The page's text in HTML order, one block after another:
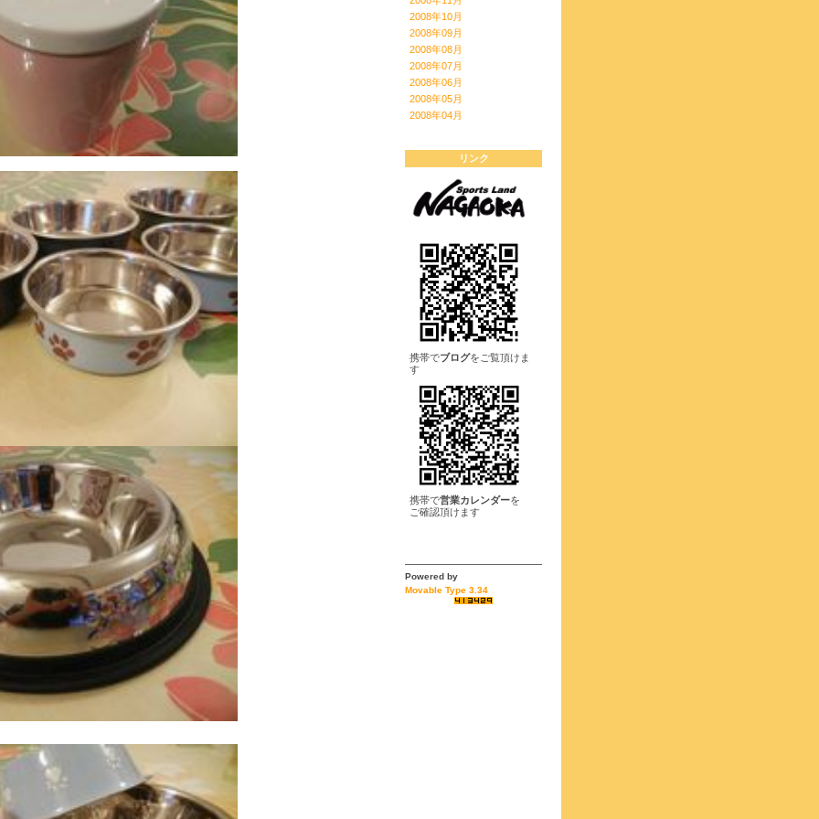
2008年10月
2008年09月
2008年08月
2008年07月
2008年06月
2008年05月
2008年04月
リンク
携帯でブログをご覧頂けま
す
携帯で営業カレンダーを
ご確認頂けます
Powered by
Movable Type 3.34